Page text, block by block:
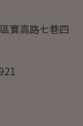
寶高路七巷四